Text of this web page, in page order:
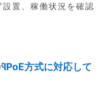
置、稼働状況を確認
方式に対応して